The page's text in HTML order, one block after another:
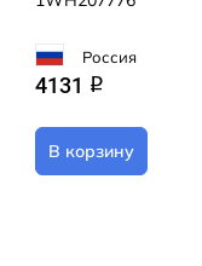
Россия
4131 q
В корзину